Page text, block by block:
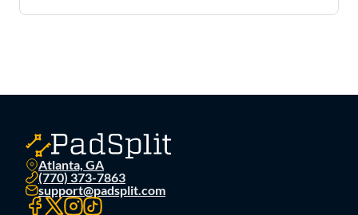
Atlanta, GA
(770) 373-7863
support@padsplit.com